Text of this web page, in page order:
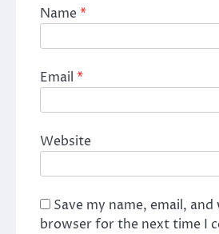
Name*
Email *
Website
Save my name, email,
browser for the next time I